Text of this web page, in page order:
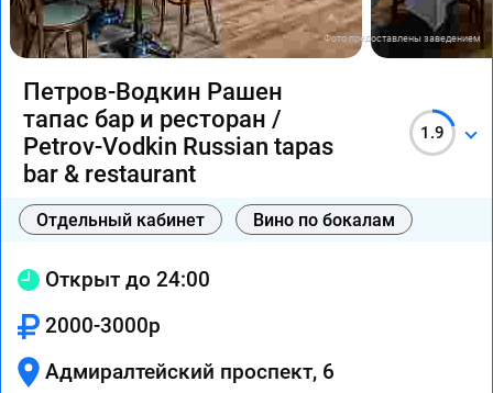
Фото предоставлены заведением
Петров-Водкин Рашен
тапас бар и ресторан /
Petrov-Vodkin Russian tapas
bar & restaurant
1.9
Отдельный кабинет Вино по бокалам
Открыт до 24:00
2000-3000р
Адмиралтейский проспект, 6